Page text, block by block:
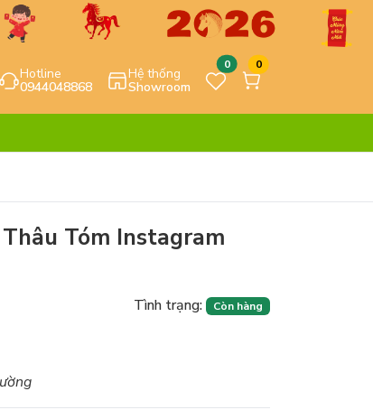
Hotline
0944048868
Hệ thống
Showroom
0 0
Tóm Instagram
Tình trạng: Còn hàng